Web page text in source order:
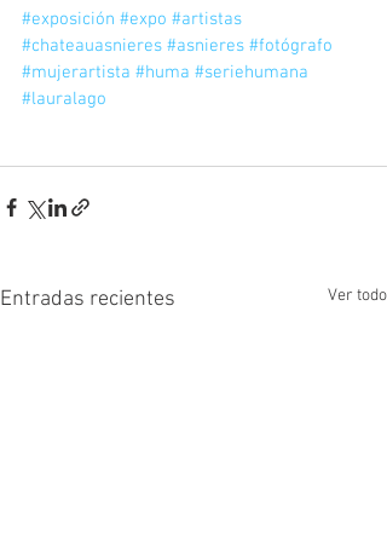
#exposición #expo #artistas
#chateauasnieres #asnieres #fotógrafo
#mujerartista #huma #seriehumana
#lauralago
Entradas recientes Ver todo